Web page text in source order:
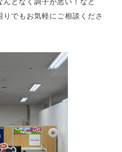
んとなく調子が悪い！など
でもお気軽にご相談くださ